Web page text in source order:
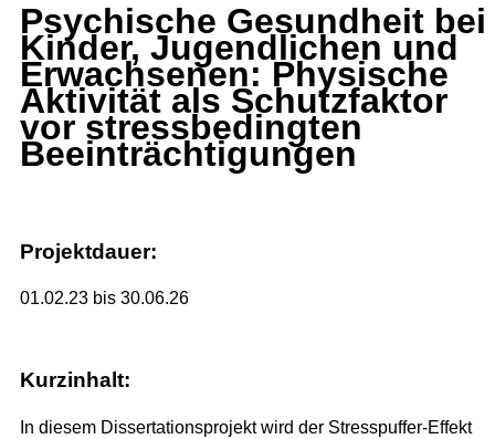
Psychische Gesundheit bei
Kinder, Jugendlichen und
Erwachsenen: Physische
Aktivität als Schutzfaktor
vor stressbedingten
Beeinträchtigungen
Projektdauer:
01.02.23 bis 30.06.26
Kurzinhalt:
In diesem Dissertationsprojekt wird der Stresspuffer-Effekt